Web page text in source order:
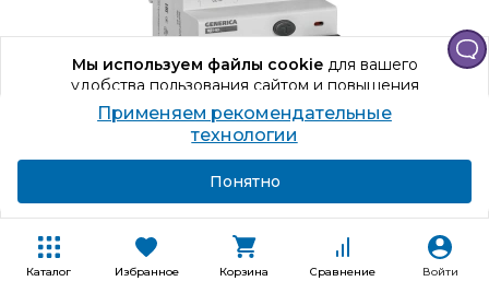
Каталог Избранное Корзина Сравнение Войти
Мы используем файлы cookieдля вашего
удобства пользования сайтом и повышения
качества рекомендаций.
Продолжая использование сайта, вы даете
согласие на обработку персональных данных
Код товара: 1289258
УЗО GENERICA MDV15- 063-100
Применяем рекомендательные
технологии
Понятно